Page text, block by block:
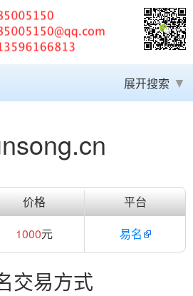
展开搜索
价格
平台
1000元 易名
交易方式